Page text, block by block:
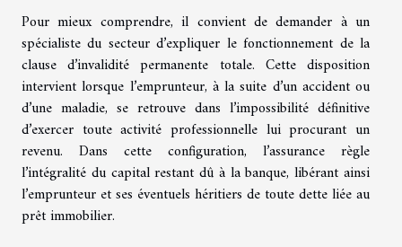
Pour mieux comprendre, il convient de demander à un
spécialiste du secteur d’expliquer le fonctionnement de la
clause d’invalidité permanente totale. Cette disposition
intervient lorsque l’emprunteur, à la suite d’un accident ou
d’une maladie, se retrouve dans l’impossibilité définitive
d’exercer toute activité professionnelle lui procurant un
revenu. Dans cette configuration, l’assurance règle
l’intégralité du capital restant dû à la banque, libérant ainsi
l’emprunteur et ses éventuels héritiers de toute dette liée au
prêt immobilier.